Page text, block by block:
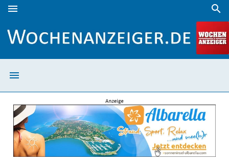
menu search
menu